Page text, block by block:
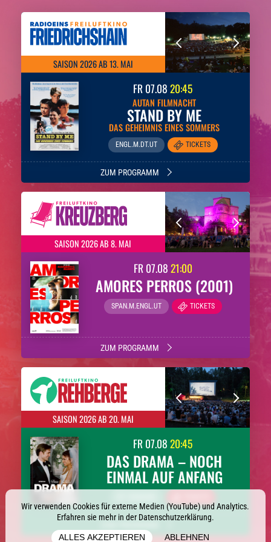
FREILUFTKINO BERLIN
SAISON 2026 AB 13. MAI
FR07.0820:45
AUTAN FILMNACHT
STAND BY ME
DAS GEHEIMNIS EINES SOMMERS
ENGL.M.DT.UT TICKETS
ZUM PROGRAMM
SAISON 2026 AB 8. MAI
FR 07.0821:00
AMORES PERROS (2001)
SPAN.M.ENGL.UT TICKETS
ZUM PROGRAMM
SAISON 2026 AB 20. MAI
FR07.0820:45
DAS DRAMA – NOCH
EINMAL AUF ANFANG
Wir verwenden Cookies für externe Medien (YouTube) und Analytics.
Erfahren sie mehr in der Datenschutzerklärung.
ALLES AKZEPTIEREN ABLEHNEN